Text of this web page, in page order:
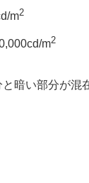
m2
m2
暗い部分が混